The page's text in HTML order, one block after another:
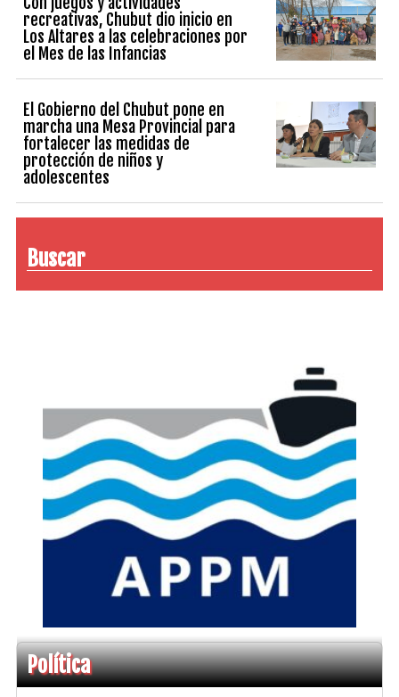
recreativas, Chubut dio inicio en
Los Altares a las celebraciones por
el Mes de las Infancias
El Gobierno del Chubut pone en
marcha una Mesa Provincial para
fortalecer las medidas de
protección de niños y
adolescentes
Buscar
Política